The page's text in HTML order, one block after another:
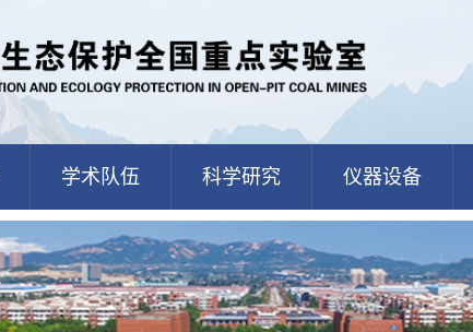
学术队伍 科学研究 仪器设备